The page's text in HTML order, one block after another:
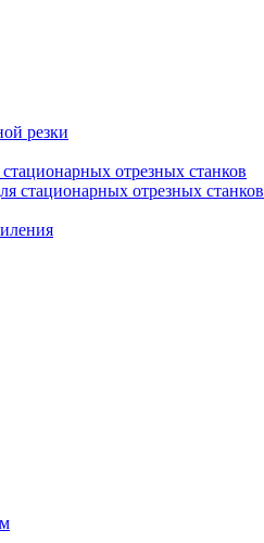
резки
отрезных станков
стационарных отрезных станков